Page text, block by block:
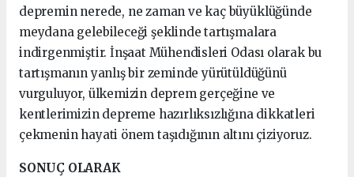
depremin nerede, ne zaman ve kaç büyüklüğünde
meydana gelebileceği şeklinde tartışmalara
indirgenmiştir. İnşaat Mühendisleri Odası olarak bu
tartışmanın yanlış bir zeminde yürütüldüğünü
vurguluyor, ülkemizin deprem gerçeğine ve
kentlerimizin depreme hazırlıksızlığına dikkatleri
çekmenin hayati önem taşıdığının altını çiziyoruz.
SONUÇ OLARAK